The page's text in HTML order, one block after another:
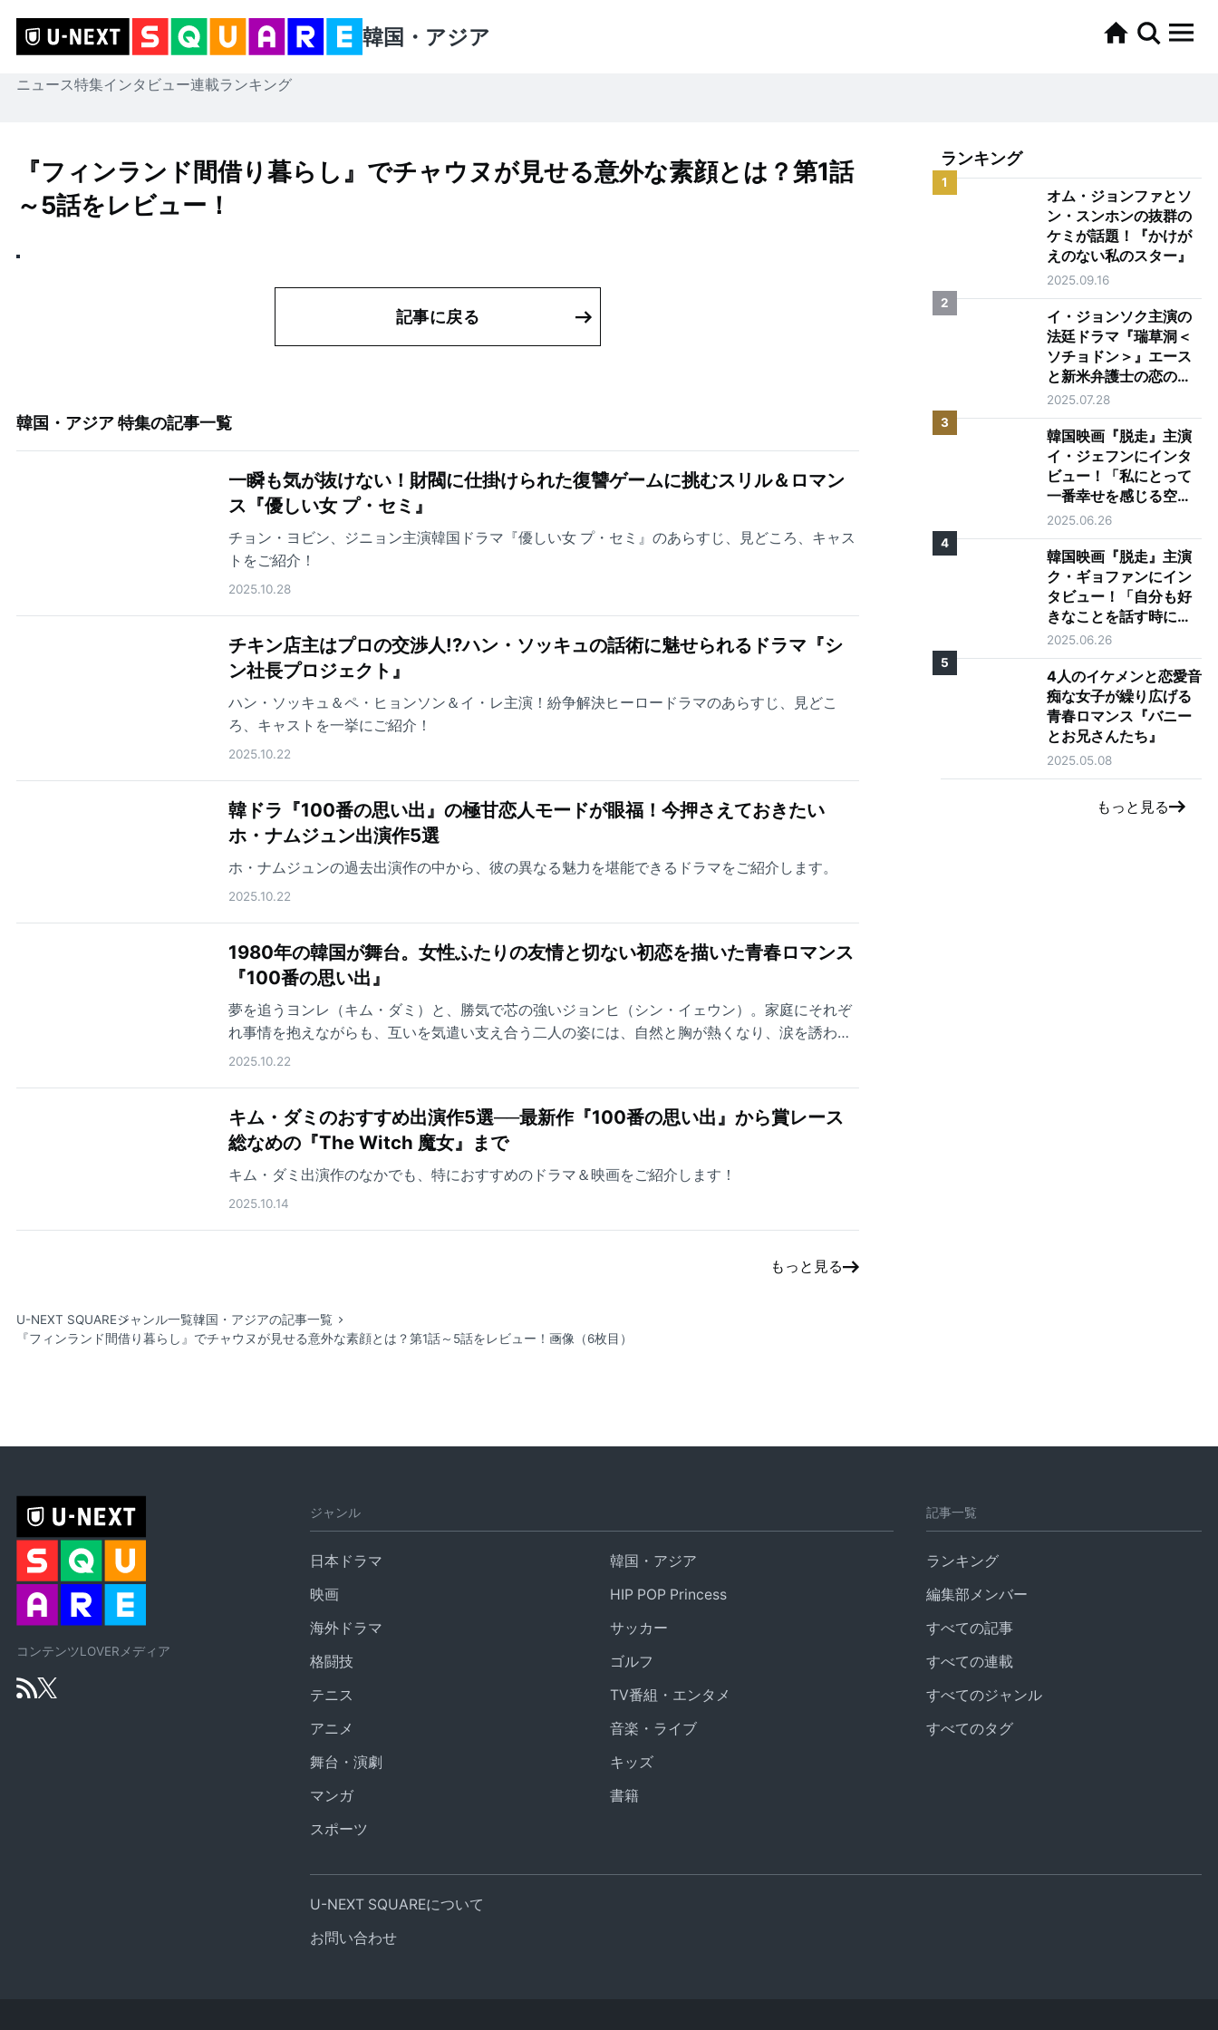
韓国・アジア
ニュース特集インタビュー連載ランキング
『フィンランド間借り暮らし』でチャウヌが見せる意外な素顔とは？第1話
～5話をレビュー！
記事に戻る
韓国・アジア 特集の記事一覧
一瞬も気が抜けない！財閥に仕掛けられた復讐ゲームに挑むスリル＆ロマン
ス『優しい女 プ・セミ』
チョン・ヨビン、ジニョン主演韓国ドラマ『優しい女 プ・セミ』のあらすじ、見どころ、キャス
トをご紹介！
2025.10.28
チキン店主はプロの交渉人!?ハン・ソッキュの話術に魅せられるドラマ『シ
ン社長プロジェクト』
ハン・ソッキュ＆ペ・ヒョンソン＆イ・レ主演！紛争解決ヒーロードラマのあらすじ、見どこ
ろ、キャストを一挙にご紹介！
2025.10.22
韓ドラ『100番の思い出』の極甘恋人モードが眼福！今押さえておきたい
ホ・ナムジュン出演作5選
ホ・ナムジュンの過去出演作の中から、彼の異なる魅力を堪能できるドラマをご紹介します。
2025.10.22
1980年の韓国が舞台。女性ふたりの友情と切ない初恋を描いた青春ロマンス
『100番の思い出』
夢を追うヨンレ（キム・ダミ）と、勝気で芯の強いジョンヒ（シン・イェウン）。家庭にそれぞ
れ事情を抱えながらも、互いを気遣い支え合う二人の姿には、自然と胸が熱くなり、涙を誘われ
る
2025.10.22
キム・ダミのおすすめ出演作5選──最新作『100番の思い出』から賞レース
総なめの『The Witch 魔女』まで
キム・ダミ出演作のなかでも、特におすすめのドラマ＆映画をご紹介します！
2025.10.14
もっと見る
U-NEXT SQUAREジャンル一覧韓国・アジアの記事一覧
『フィンランド間借り暮らし』でチャウヌが見せる意外な素顔とは？第1話～5話をレビュー！ 画像（6枚目）
ランキング
1
オム・ジョンファとソ
ン・スンホンの抜群の
ケミが話題！『かけが
えのない私のスター』
2025.09.16
2
イ・ジョンソク主演の
法廷ドラマ『瑞草洞＜
ソチョドン＞』エース
と新米弁護士の恋の行
方は？
2025.07.28
3
韓国映画『脱走』主演
イ・ジェフンにインタ
ビュー！「私にとって
一番幸せを感じる空
間、それは映画館で
す」
2025.06.26
4
韓国映画『脱走』主演
ク・ギョファンにイン
タビュー！「自分も好
きなことを話す時に目
が輝く人になりたい」
2025.06.26
5
4人のイケメンと恋愛音
痴な女子が繰り広げる
青春ロマンス『バニー
とお兄さんたち』
2025.05.08
もっと見る
コンテンツLOVERメディア
ジャンル
日本ドラマ
韓国・アジア
映画
HIP POP Princess
海外ドラマ
サッカー
格闘技
ゴルフ
テニス
TV番組・エンタメ
アニメ
音楽・ライブ
舞台・演劇
キッズ
マンガ
書籍
スポーツ
記事一覧
ランキング
編集部メンバー
すべての記事
すべての連載
すべてのジャンル
すべてのタグ
U-NEXT SQUAREについて
お問い合わせ